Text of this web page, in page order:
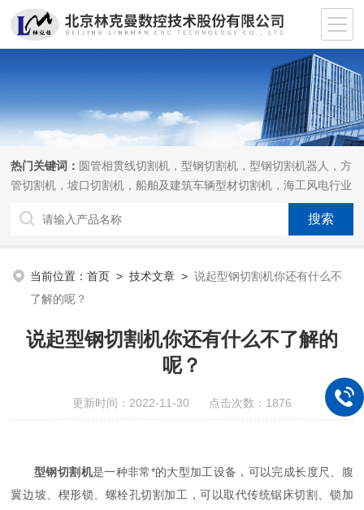
热门关键词： 圆管相贯线切割机，型钢切割机，型钢切割机器人，方
管切割机，坡口切割机，船舶及建筑车辆型材切割机，海工风电行业
当前位置：首页 >技术文章 >说起型钢切割机你还有什么不
了解的呢？
说起型钢切割机你还有什么不了解的
呢？
更新时间：2022-11-30 点击次数：1876
型钢切割机是一种非常*的大型加工设备，可以完成长度尺、腹
翼边坡、楔形锁、螺栓孔切割加工，可以取代传统锯床切割、锁加